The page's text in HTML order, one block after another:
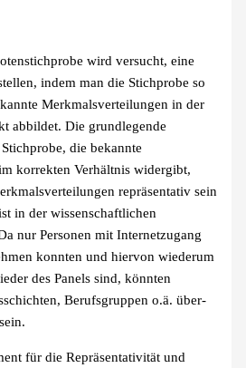
wird versucht, eine
indem man die Stichprobe so
Merkmalsverteilungen in der
abbildet. Die grundlegende
die bekannte
korrekten Verhältnis widergibt,
repräsentativ sein
in der wissenschaftlichen
nur Personen mit Internetzugang
konnten und hiervon wiederum
des Panels sind, könnten
Berufsgruppen o.ä. über-
für die Repräsentativität und